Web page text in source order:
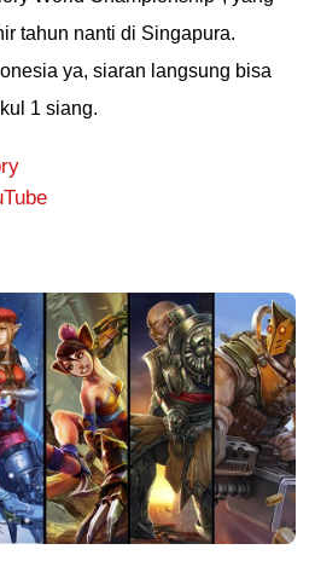
tahun nanti di Singapura.
ya, siaran langsung bisa
1 siang.